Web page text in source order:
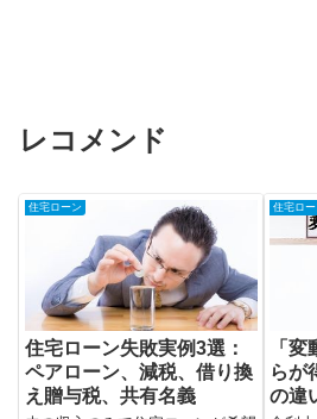
レコメンド
住宅ローン
住宅ローン失敗実例3選：
ペアローン、減税、借り換
え贈与税、共有名義
住宅ロー
「
らが
の違